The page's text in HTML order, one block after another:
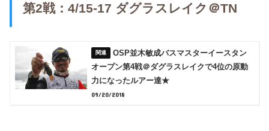
第2戦：4/15-17 ダグラスレイク＠TN
OSP並木敏成バスマスターイースタン
オープン第4戦＠ダグラスレイクで4位の原動
力になったルアー達★
09/20/2018